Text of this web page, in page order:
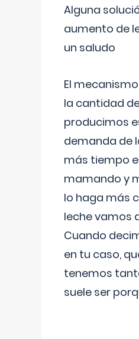
Alguna
aumento de
un saludo
El
la cantidad
producimos
demanda de
más tiempo
mamando y
lo haga más
leche vamos
Cuando
en tu caso,
tenemos
suele ser